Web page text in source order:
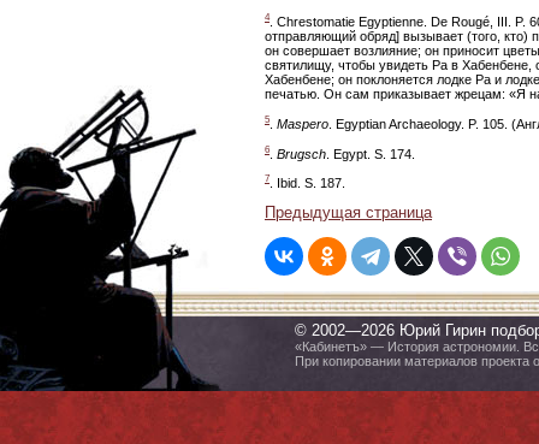
4. Chrestomatie Egyptienne. De Rougé, III.
отправляющий обряд] вызывает (того, кто)
он совершает возлияние; он приносит
святилищу, чтобы увидеть Ра в Хабенбене,
Хабенбене; он поклоняется лодке Ра и
печатью. Он сам приказывает жрецам: «Я
5 Maspero . Egyptian Archaeology. P. 105.
6 Brugsch . Egypt. S. 174.
7 . Ibid. S. 187.
Предыдущая страница
© 2002—2026 Юрий Гирин
«Кабинетъ» — История астрономии.
При копировании материалов проекта